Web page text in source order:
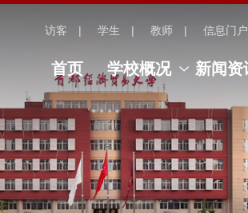
访客 学生 教师 信息门
首页 学校概况 新闻资